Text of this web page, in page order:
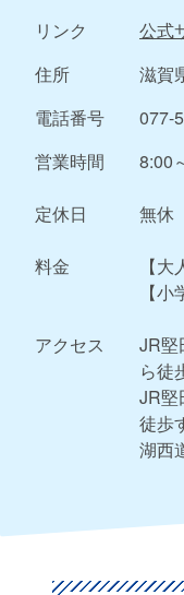
リンク
公式
住所
滋賀
電話番号
077-
営業時間
8:00
定休日 無休
料金
【
【
アクセス
JR堅
ら徒
JR堅
徒歩
湖西